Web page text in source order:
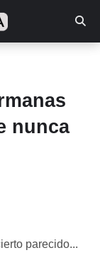
nunca
parecido...